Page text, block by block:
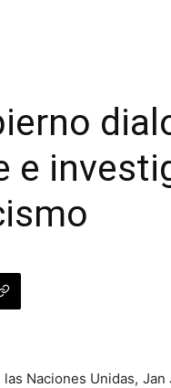
e
Naciones Unidas,